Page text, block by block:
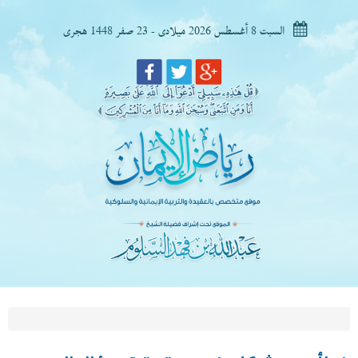
السبت 8 أغسطس 2026 ميلادى - 23 صفر 1448 هجرى